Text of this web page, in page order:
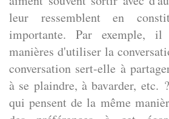
leur ressemblent en
importante. Par exemple, il
manières d'utiliser la
conversation sert-elle à
à se plaindre, à bavarder, etc.
qui pensent de la même